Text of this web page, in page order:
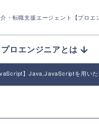
・転職支援エージェント【プロエ
プロエンジニアとは
】Java,JavaScriptを用い